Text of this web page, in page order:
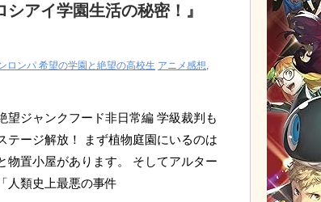
シアイ学園生活の秘密！』
ロンパ 希望の学園と絶望の高校生 アニメ感想,
望ジャンクフード非日常編 学級裁判も
テージ解放！ まず植物庭園にいるのは
物置小屋があります。 そしてアルター
人類史上最悪の事件